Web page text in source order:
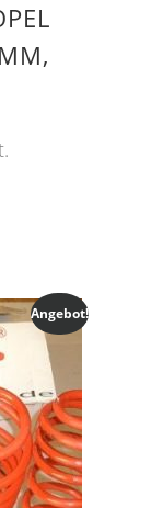
Angebot!